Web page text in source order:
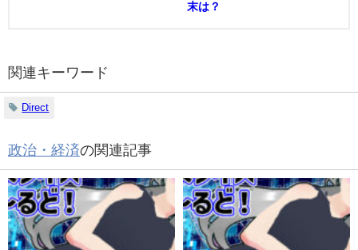
末は？
関連キーワード
Direct
政治・経済の関連記事